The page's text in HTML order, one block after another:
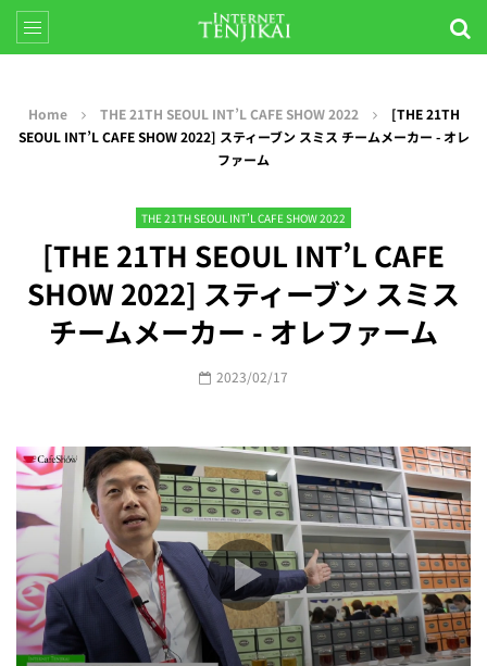
Home THE 21TH SEOUL INT’L CAFE SHOW 2022
[THE 21TH
SEOUL INT’L CAFE SHOW 2022] スティーブン スミス チームメーカー - オレ
ファーム
THE 21TH SEOUL INT’L CAFE SHOW 2022
[THE 21TH SEOUL INT’L CAFE
SHOW 2022] スティーブン スミス
チームメーカー - オレファーム
2023/02/17